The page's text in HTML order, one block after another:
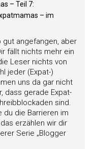
– Teil 7:
– im
gut angefangen, aber
fällt nichts mehr ein
Leser nichts von
jeder (Expat-)
uns da gar nicht
dass gerade Expat-
sind.
du die Barrieren im
erzählen wir dir
Serie „Blogger